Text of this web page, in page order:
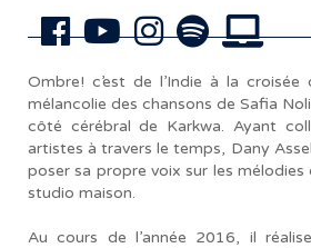
Ombre! c’est de l’Indie à la
mélancolie des chansons de Safia
côté cérébral de Karkwa. Ayant
artistes à travers le temps, Dany
poser sa propre voix sur les mélodies
studio maison.
Au cours de l’année 2016, il